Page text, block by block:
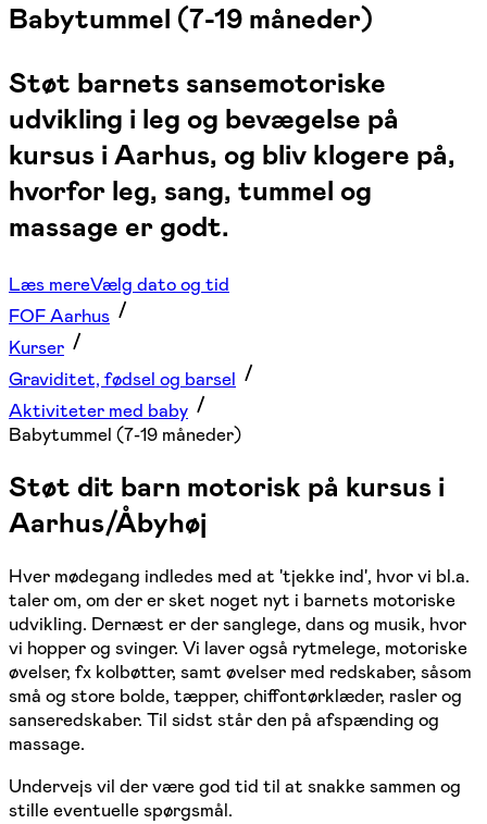
Babytummel (7-19 måneder)
Støt barnets sansemotoriske
udvikling i leg og bevægelse på
kursus i Aarhus, og bliv klogere på,
hvorfor leg, sang, tummel og
massage er godt.
Læs mereVælg dato og tid
FOF Aarhus
Kurser
Graviditet, fødsel og barsel
Aktiviteter med baby
Babytummel (7-19 måneder)
Støt dit barn motorisk på kursus i
Aarhus/Åbyhøj
Hver mødegang indledes med at 'tjekke ind', hvor vi bl.a.
taler om, om der er sket noget nyt i barnets motoriske
udvikling. Dernæst er der sanglege, dans og musik, hvor
vi hopper og svinger. Vi laver også rytmelege, motoriske
øvelser, fx kolbøtter, samt øvelser med redskaber, såsom
små og store bolde, tæpper, chiffontørklæder, rasler og
sanseredskaber. Til sidst står den på afspænding og
massage.
Undervejs vil der være god tid til at snakke sammen og
stille eventuelle spørgsmål.